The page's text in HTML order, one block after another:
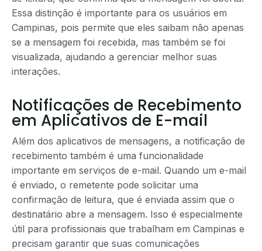
Essa distinção é importante para os usuários em
Campinas, pois permite que eles saibam não apenas
se a mensagem foi recebida, mas também se foi
visualizada, ajudando a gerenciar melhor suas
interações.
Notificações de Recebimento
em Aplicativos de E-mail
Além dos aplicativos de mensagens, a notificação de
recebimento também é uma funcionalidade
importante em serviços de e-mail. Quando um e-mail
é enviado, o remetente pode solicitar uma
confirmação de leitura, que é enviada assim que o
destinatário abre a mensagem. Isso é especialmente
útil para profissionais que trabalham em Campinas e
precisam garantir que suas comunicações